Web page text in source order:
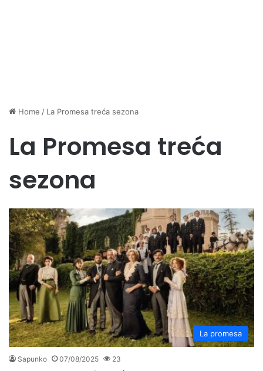
Home / La Promesa treća sezona
La Promesa treća
sezona
La promesa
Sapunko 07/08/2025 23